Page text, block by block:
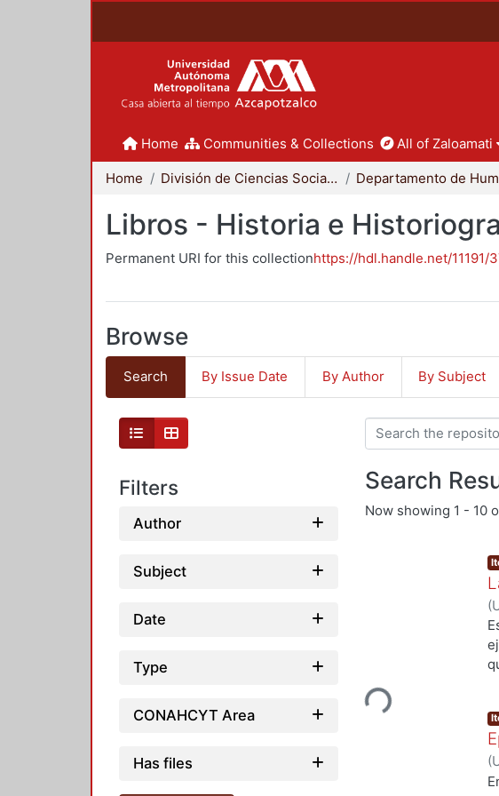
Home Communities & Collections All of Zaloamati
Home División de Ciencias Sociales y Humanidades
Libros - Historia e
Permanent URI for this collectionhttps://hdl.handle.net/11191/
Browse
Search By Issue Date By Author By Subject
Filters
Author
Subject
Date
Type
CONAHCYT Area
Has files
Search
Now showing 1 - 10
Loading...
(
(